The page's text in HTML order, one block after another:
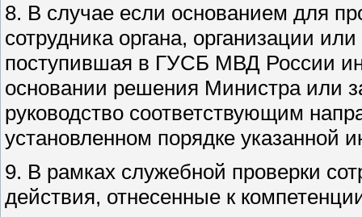
8. В случае если основанием для
сотрудника органа, организации
поступившая в ГУСБ МВД России
основании решения Министра или
руководство соответствующим
установленном порядке указанной
9. В рамках служебной проверки
действия, отнесенные к